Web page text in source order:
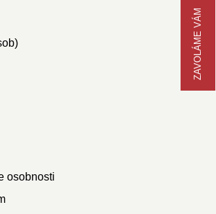
ZAVOLÁME VÁM
osobnosti